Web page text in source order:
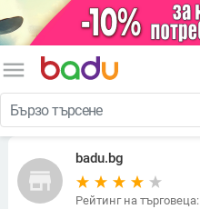
menu
store
badu.bg
Рейтинг на търговеца: